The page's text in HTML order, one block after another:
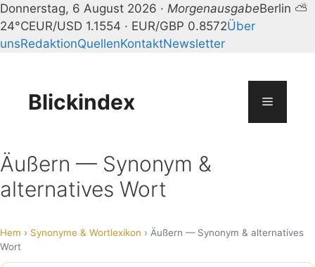
Donnerstag, 6 August 2026 · MorgenausgabeBerlin ⛅
24°CEUR/USD 1.1554 · EUR/GBP 0.8572Über
unsRedaktionQuellenKontaktNewsletter
springenBlickindex Menü
Äußern — Synonym &
alternatives Wort
Hem › Synonyme & Wortlexikon › Äußern — Synonym & alternatives
Wort